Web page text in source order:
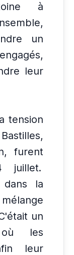
à
un
leur
tension
furent
juillet.
la
un
où les
leur